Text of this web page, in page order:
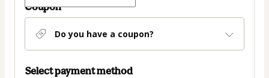
Coupon
Do you have a coupon?
Select payment method